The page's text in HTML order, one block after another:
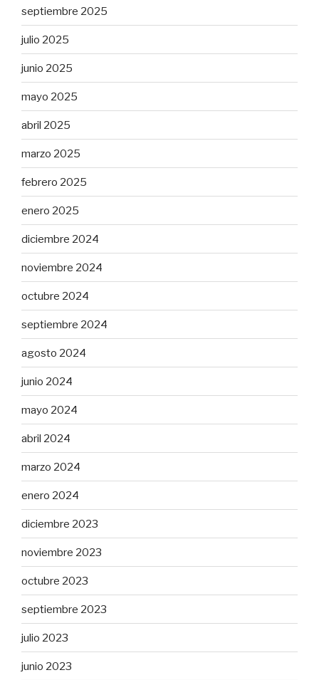
septiembre 2025
julio 2025
junio 2025
mayo 2025
abril 2025
marzo 2025
febrero 2025
enero 2025
diciembre 2024
noviembre 2024
octubre 2024
septiembre 2024
agosto 2024
junio 2024
mayo 2024
abril 2024
marzo 2024
enero 2024
diciembre 2023
noviembre 2023
octubre 2023
septiembre 2023
julio 2023
junio 2023